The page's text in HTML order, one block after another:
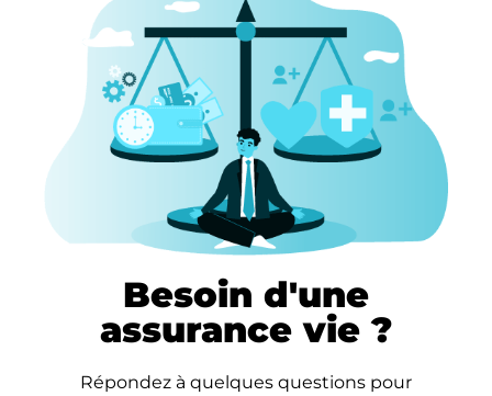
Besoin d'une
assurance vie ?
Répondez à quelques questions pour